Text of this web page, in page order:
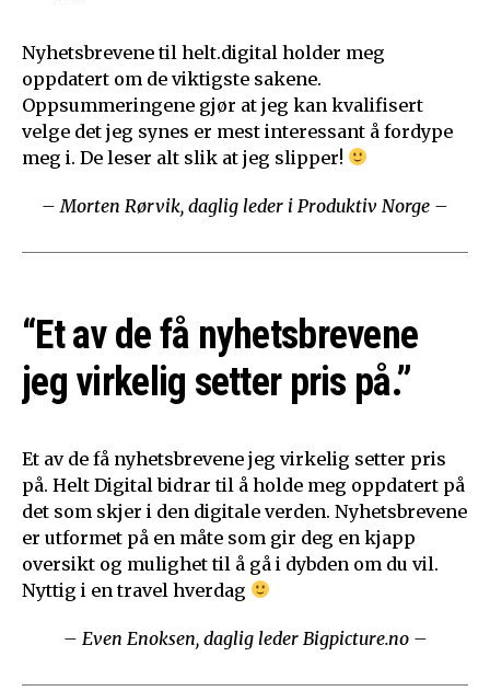
Nyhetsbrevene til helt.digital holder meg
oppdatert om de viktigste sakene.
Oppsummeringene gjør at jeg kan kvalifisert
velge det jeg synes er mest interessant å fordype
meg i. De leser alt slik at jeg slipper!
– Morten Rørvik, daglig leder i Produktiv Norge –
“Et av de få nyhetsbrevene
jeg virkelig setter pris på.”
Et av de få nyhetsbrevene jeg virkelig setter pris
på. Helt Digital bidrar til å holde meg oppdatert på
det som skjer i den digitale verden. Nyhetsbrevene
er utformet på en måte som gir deg en kjapp
oversikt og mulighet til å gå i dybden om du vil.
Nyttig i en travel hverdag
– Even Enoksen, daglig leder Bigpicture.no –